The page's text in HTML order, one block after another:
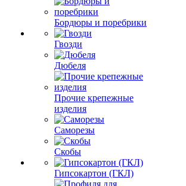
Бордюры и поребрики
Гвозди
Дюбеля
Прочие крепежные
изделия
Саморезы
Скобы
Гипсокартон (ГКЛ)